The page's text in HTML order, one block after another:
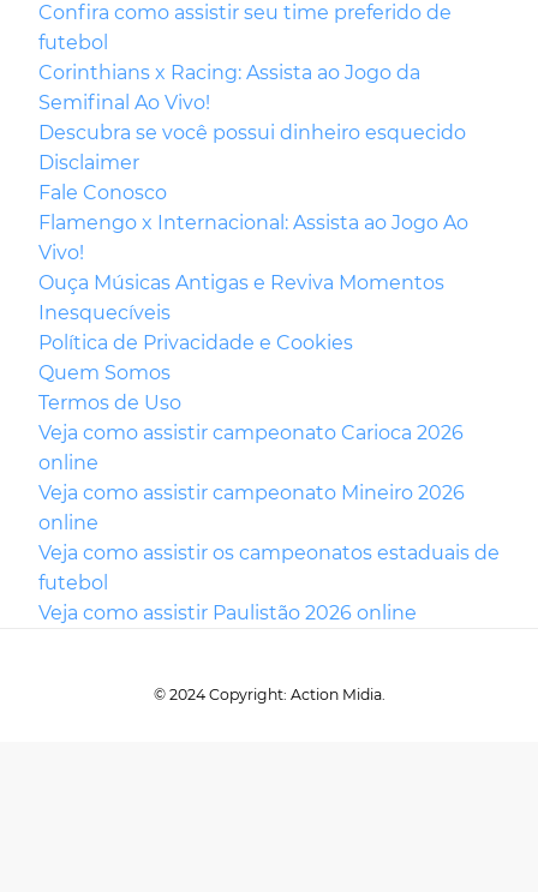
Confira como assistir seu time preferido de
futebol
Corinthians x Racing: Assista ao Jogo da
Semifinal Ao Vivo!
Descubra se você possui dinheiro esquecido
Disclaimer
Fale Conosco
Flamengo x Internacional: Assista ao Jogo Ao
Vivo!
Ouça Músicas Antigas e Reviva Momentos
Inesquecíveis
Política de Privacidade e Cookies
Quem Somos
Termos de Uso
Veja como assistir campeonato Carioca 2026
online
Veja como assistir campeonato Mineiro 2026
online
Veja como assistir os campeonatos estaduais de
futebol
Veja como assistir Paulistão 2026 online
© 2024 Copyright: Action Midia.